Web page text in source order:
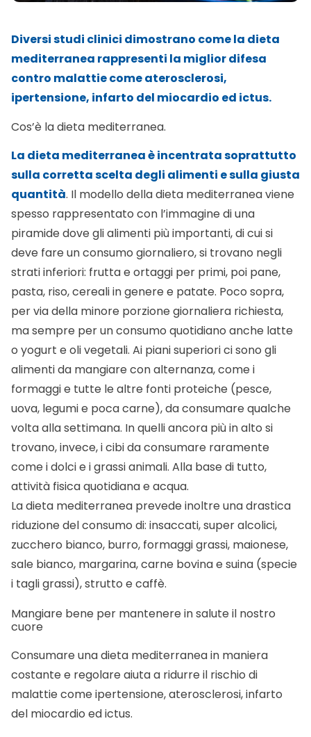
Diversi studi clinici dimostrano come la dieta
mediterranea rappresenti la miglior difesa
contro malattie come aterosclerosi,
ipertensione, infarto del miocardio ed ictus.
Cos’è la dieta mediterranea.
La dieta mediterranea è incentrata soprattutto
sulla corretta scelta degli alimenti e sulla giusta
quantità. Il modello della dieta mediterranea viene
spesso rappresentato con l’immagine di una
piramide dove gli alimenti più importanti, di cui si
deve fare un consumo giornaliero, si trovano negli
strati inferiori: frutta e ortaggi per primi, poi pane,
pasta, riso, cereali in genere e patate. Poco sopra,
per via della minore porzione giornaliera richiesta,
ma sempre per un consumo quotidiano anche latte
o yogurt e oli vegetali. Ai piani superiori ci sono gli
alimenti da mangiare con alternanza, come i
formaggi e tutte le altre fonti proteiche (pesce,
uova, legumi e poca carne), da consumare qualche
volta alla settimana. In quelli ancora più in alto si
trovano, invece, i cibi da consumare raramente
come i dolci e i grassi animali. Alla base di tutto,
attività fisica quotidiana e acqua.
La dieta mediterranea prevede inoltre una drastica
riduzione del consumo di: insaccati, super alcolici,
zucchero bianco, burro, formaggi grassi, maionese,
sale bianco, margarina, carne bovina e suina (specie
i tagli grassi), strutto e caffè.
Mangiare bene per mantenere in salute il nostro
cuore
Consumare una dieta mediterranea in maniera
costante e regolare aiuta a ridurre il rischio di
malattie come ipertensione, aterosclerosi, infarto
del miocardio ed ictus.